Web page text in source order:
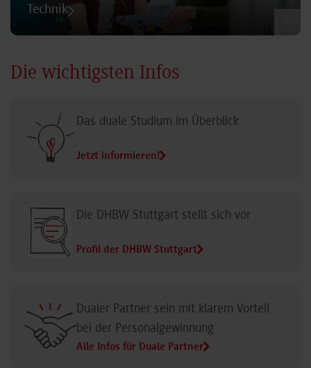
Technik
Die wichtigsten Infos
Das duale Studium im Überblick
Jetzt informieren!
Die DHBW Stuttgart stellt sich vor
Profil der DHBW Stuttgart
Dualer Partner sein mit klarem Vorteil
bei der Personalgewinnung
Alle Infos für Duale Partner